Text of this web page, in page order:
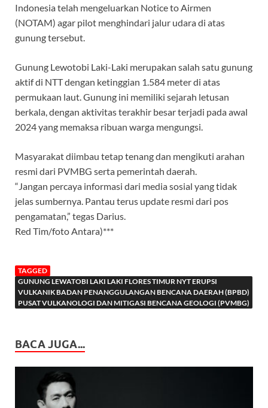
Indonesia telah mengeluarkan Notice to Airmen
(NOTAM) agar pilot menghindari jalur udara di atas
gunung tersebut.
Gunung Lewotobi Laki-Laki merupakan salah satu gunung
aktif di NTT dengan ketinggian 1.584 meter di atas
permukaan laut. Gunung ini memiliki sejarah letusan
berkala, dengan aktivitas terakhir besar terjadi pada awal
2024 yang memaksa ribuan warga mengungsi.
Masyarakat diimbau tetap tenang dan mengikuti arahan
resmi dari PVMBG serta pemerintah daerah.
“Jangan percaya informasi dari media sosial yang tidak
jelas sumbernya. Pantau terus update resmi dari pos
pengamatan,” tegas Darius.
Red Tim/foto Antara)***
TAGGED
GUNUNG LEWATOBI LAKI LAKI FLORES TIMUR NYT ERUPSI
VULKANIK BADAN PENANGGULANGAN BENCANA DAERAH (BPBD)
PUSAT VULKANOLOGI DAN MITIGASI BENCANA GEOLOGI (PVMBG)
BACA JUGA...